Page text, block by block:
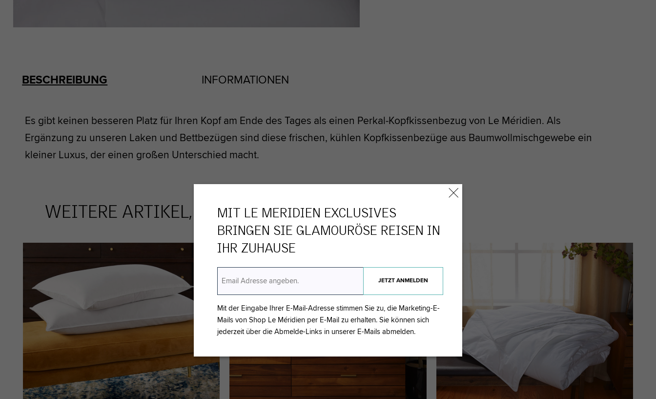
BESCHREIBUNG INFORMATIONEN
Es gibt keinen besseren Platz für Ihren Kopf am Ende des Tages als einen Perkal-Kopfkissenbezug von Le Méridien. Als
Ergänzung zu unseren Laken und Bettbezügen sind diese frischen, kühlen Kopfkissenbezüge aus Baumwollmischgewebe ein
kleiner Luxus, der einen großen Unterschied macht.
WEITERE ARTIKEL, DIE SIE LIEBEN WERDEN
MIT LE MERIDIEN EXCLUSIVES
BRINGEN SIE GLAMOURÖSE REISEN IN
IHR ZUHAUSE
Mit der Eingabe Ihrer E-Mail-Adresse stimmen Sie zu, die Marketing-E-
Mails von Shop Le Méridien per E-Mail zu erhalten. Sie können sich
jederzeit über die Abmelde-Links in unserer E-Mails abmelden.